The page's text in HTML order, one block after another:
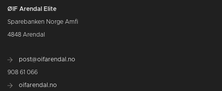
ØIF Arendal Elite
Sparebanken Norge Amfi
4848 Arendal
post@oifarendal.no
908 61 066
oifarendal.no